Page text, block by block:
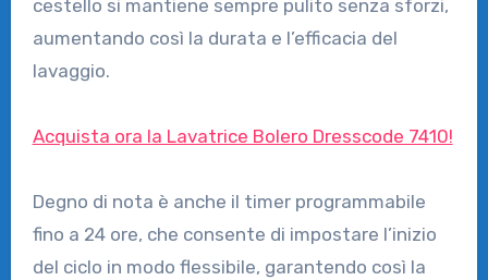
cestello si mantiene sempre pulito senza sforzi,
aumentando così la durata e l’efficacia del
lavaggio.
Acquista ora la Lavatrice Bolero Dresscode 7410!
Degno di nota è anche il timer programmabile
fino a 24 ore, che consente di impostare l’inizio
del ciclo in modo flessibile, garantendo così la